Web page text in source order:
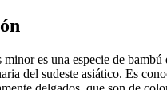
es una especie de bambú
del sudeste asiático. Es